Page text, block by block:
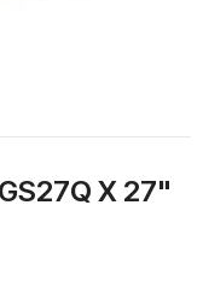
X 27"